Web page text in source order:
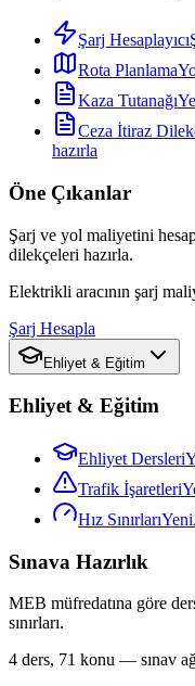
Şarj Hesaplayıcı
Rota Planlama
Kaza Tutanağı
Ceza İtiraz
hazırla
Öne Çıkanlar
Şarj ve yol maliyetini
dilekçeleri hazırla.
Elektrikli aracının şarj
Şarj Hesapla
Ehliyet & Eğitim
Ehliyet & Eğitim
Ehliyet Dersleri
Trafik İşaretleri
Hız SınırlarıYeni
Sınava Hazırlık
MEB müfredatına göre
sınırları.
4 ders, 71 konu — sınav